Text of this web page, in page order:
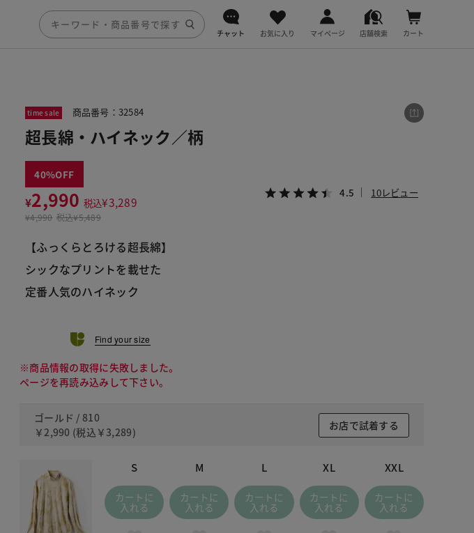
チャット お気に入り マイページ 店舗検索 カート
time sale 商品番号：32584
超長綿・ハイネック／柄
40
¥2,990 税込¥3,289
¥4,990 税込¥5,489
4.5 10レビュー
【ふっくらとろける超長綿】
シックなプリントを載せた
定番人気のハイネック
Find your size
※商品情報の取得に失敗しました。
ページを再読み込みして下さい。
ゴールド / 810
￥2,990 (税込 ￥3,289)
お店で試着する
S
カートに
入れる
M
カートに
入れる
L
カートに
入れる
XL
カートに
入れる
XXL
カートに
入れる